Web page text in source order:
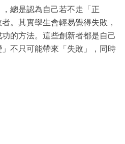
總是認為自己若不走「正
。其實學生會輕易覺得失敗，
的方法。這些創新者都是自己
不只可能帶來「失敗」，同時